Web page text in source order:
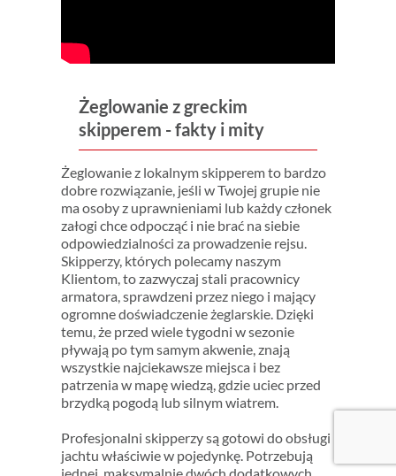
Żeglowanie z greckim
skipperem - fakty i mity
Żeglowanie z lokalnym skipperem to bardzo
dobre rozwiązanie, jeśli w Twojej grupie nie
ma osoby z uprawnieniami lub każdy członek
załogi chce odpocząć i nie brać na siebie
odpowiedzialności za prowadzenie rejsu.
Skipperzy, których polecamy naszym
Klientom, to zazwyczaj stali pracownicy
armatora, sprawdzeni przez niego i mający
ogromne doświadczenie żeglarskie. Dzięki
temu, że przed wiele tygodni w sezonie
pływają po tym samym akwenie, znają
wszystkie najciekawsze miejsca i bez
patrzenia w mapę wiedzą, gdzie uciec przed
brzydką pogodą lub silnym wiatrem.
Profesjonalni skipperzy są gotowi do obsługi
jachtu właściwie w pojedynkę. Potrzebują